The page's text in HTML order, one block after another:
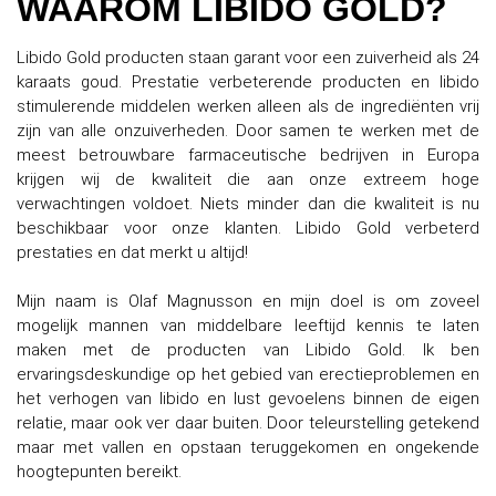
WAAROM LIBIDO GOLD?
Libido Gold producten staan garant voor een zuiverheid als 24
karaats goud. Prestatie verbeterende producten en libido
stimulerende middelen werken alleen als de ingrediënten vrij
zijn van alle onzuiverheden. Door samen te werken met de
meest betrouwbare farmaceutische bedrijven in Europa
krijgen wij de kwaliteit die aan onze extreem hoge
verwachtingen voldoet. Niets minder dan die kwaliteit is nu
beschikbaar voor onze klanten. Libido Gold verbeterd
prestaties en dat merkt u altijd!
Mijn naam is Olaf Magnusson en mijn doel is om zoveel
mogelijk mannen van middelbare leeftijd kennis te laten
maken met de producten van Libido Gold. Ik ben
ervaringsdeskundige op het gebied van erectieproblemen en
het verhogen van libido en lust gevoelens binnen de eigen
relatie, maar ook ver daar buiten. Door teleurstelling getekend
maar met vallen en opstaan teruggekomen en ongekende
hoogtepunten bereikt.